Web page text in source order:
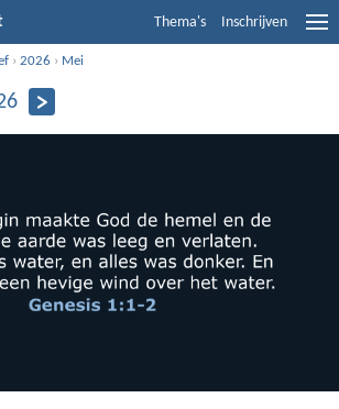
Thema's Inschrijven
›2026 › Mei